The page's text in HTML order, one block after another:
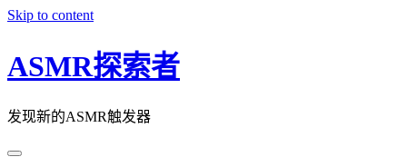
Skip to content
ASMR探索者
发现新的ASMR触发器